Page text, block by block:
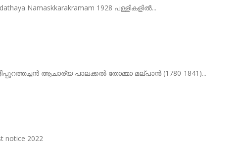
Namaskkarakramam 1928 പള്ളികളിൽ...
ആചാര്യ പാലക്കൽ തോമ്മാ മല്പാൻ (1780-1841)...
notice 2022